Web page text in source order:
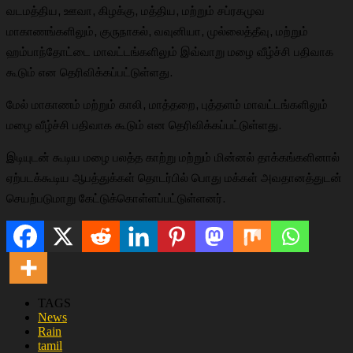
வடமத்திய, ஊவா, கிழக்கு, மத்திய, மற்றும் சப்ரகமுவ
மாகாணங்களிலும், குருநாகல், வவுனியா, முல்லைத்தீவு, மற்றும்
ஹம்பாந்தோட்டை மாவட்டங்களிலும் இவ்வாறு மழை வீழ்ச்சி பதிவாக
கூடும் என தெரிவிக்கப்பட்டுள்ளது.
மேல் மாகாணம் மற்றும் காலி, மாத்தறை, புத்தளம் மாவட்டங்களிலும்
மழை வீழ்ச்சி பதிவாக கூடும் என தெரிவிக்கப்பட்டுள்ளது.
இடியுடன் கூடிய மழை பலத்த காற்று மற்றும் மின்னல் தாக்கங்களினால்
ஏற்படக்கூடிய ஆபத்துக்கள் தொடர்பில் பொது மக்கள் அவதானத்துடன்
செயற்படுமாறு கேட்டுக்கொள்ளப்பட்டுள்ளனர்.
TAGS
News
Rain
tamil